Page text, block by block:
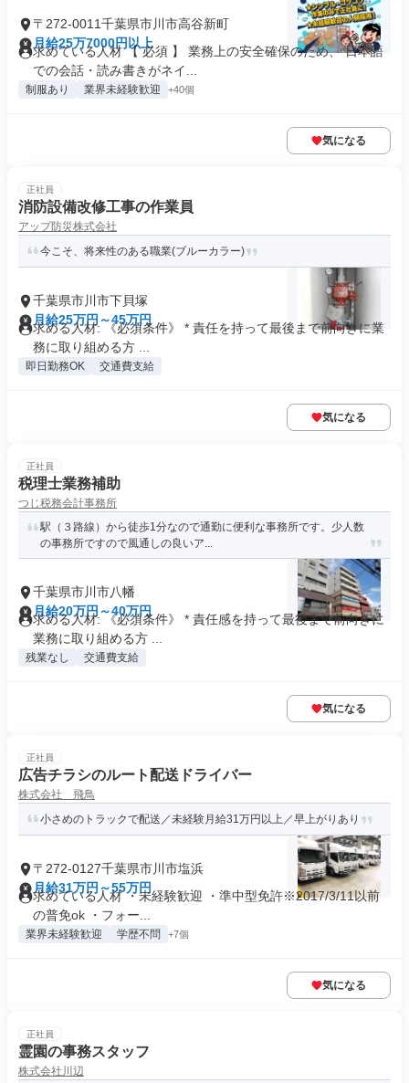
〒272-0011千葉県市川市高谷新町
月給25万7000円以上
求めている人材 【 必須 】 業務上の安全確保のため、 日本語
での会話・読み書きがネイ...
制服あり 業界未経験歓迎 +40個
気になる
正社員
消防設備改修工事の作業員
アップ防災株式会社
今こそ、将来性のある職業(ブルーカラー)
千葉県市川市下貝塚
月給25万円～45万円
求める人材: 《必須条件》 * 責任を持って最後まで前向きに業
務に取り組める方 ...
即日勤務OK 交通費支給
気になる
正社員
税理士業務補助
つじ税務会計事務所
駅（３路線）から徒歩1分なので通勤に便利な事務所です。少人数
の事務所ですので風通しの良いア...
千葉県市川市八幡
月給20万円～40万円
求める人材: 《必須条件》 * 責任感を持って最後まで前向きに
業務に取り組める方 ...
残業なし 交通費支給
気になる
正社員
広告チラシのルート配送ドライバー
株式会社 飛鳥
小さめのトラックで配送／未経験月給31万円以上／早上がりあり
〒272-0127千葉県市川市塩浜
月給31万円～55万円
求めている人材 ・未経験歓迎 ・準中型免許※2017/3/11以前
の普免ok ・フォー...
業界未経験歓迎 学歴不問 +7個
気になる
正社員
霊園の事務スタッフ
株式会社川辺